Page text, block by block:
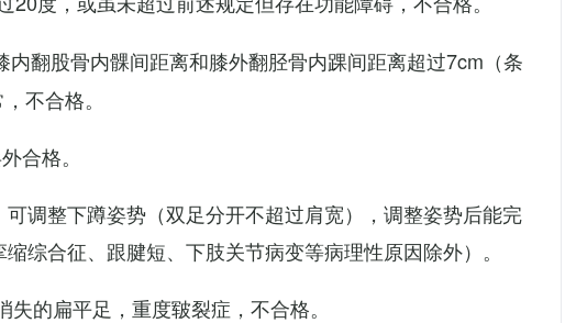
翻股骨内髁间距离和膝外翻胫骨内踝间距离超过7cm（条
不合格。
合格。
调整下蹲姿势（双足分开不超过肩宽），调整姿势后能完
综合征、跟腱短、下肢关节病变等病理性原因除外）。
的扁平足，重度皲裂症，不合格。